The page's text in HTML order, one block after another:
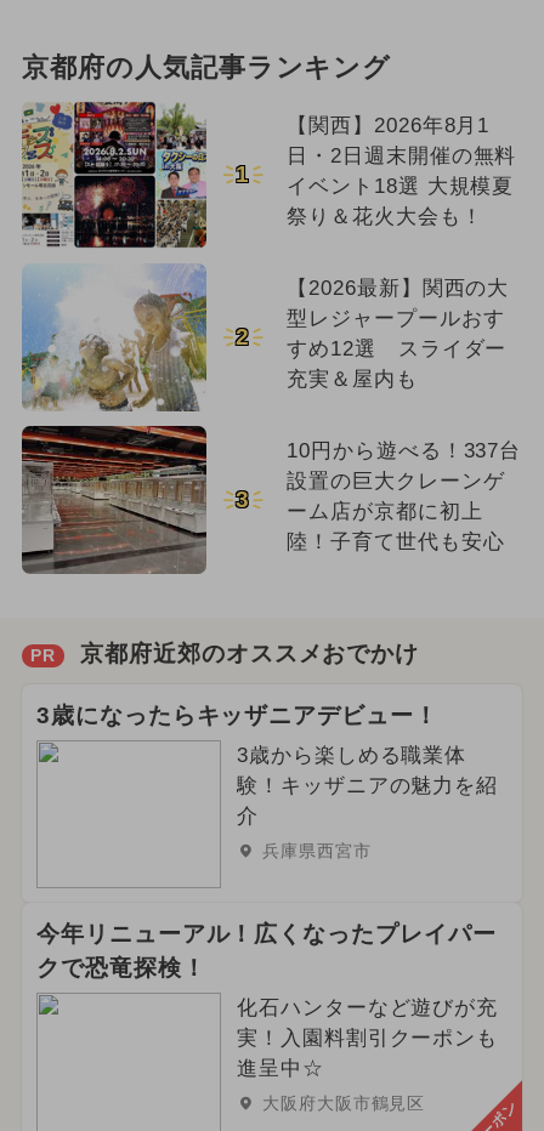
京都府の人気記事ランキング
1
【関西】2026年8月1
日・2日週末開催の無料
イベント18選 大規模夏
祭り＆花火大会も！
2
【2026最新】関西の大
型レジャープールおす
すめ12選 スライダー
充実＆屋内も
3
10円から遊べる！337台
設置の巨大クレーンゲ
ーム店が京都に初上
陸！子育て世代も安心
PR 京都府近郊のオススメおでかけ
3歳になったらキッザニアデビュー！
3歳から楽しめる職業体
験！キッザニアの魅力を紹
介
兵庫県西宮市
今年リニューアル！広くなったプレイパー
クで恐竜探検！
化石ハンターなど遊びが充
実！入園料割引クーポンも
進呈中☆
大阪府大阪市鶴見区